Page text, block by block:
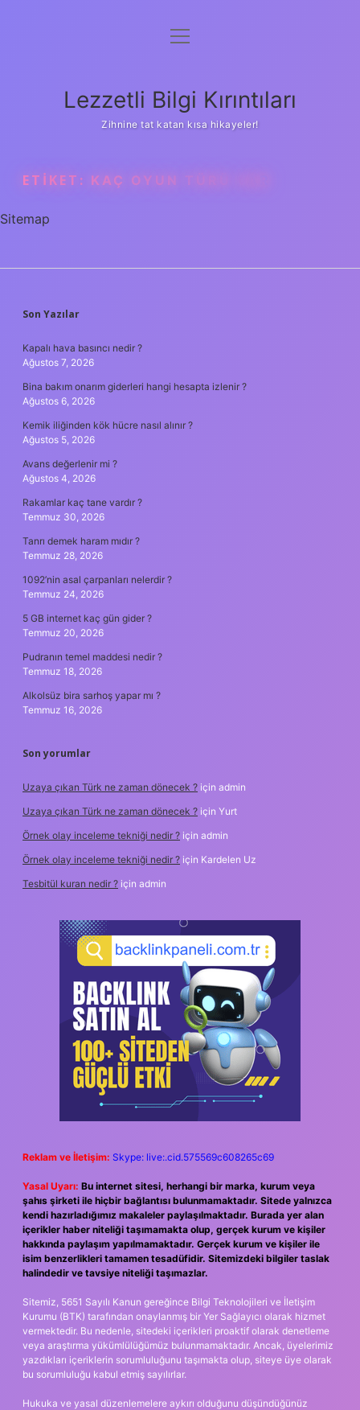
Anasayfa
Yasal Uyarı
menüyü
Lezzetli Bilgi Kırıntıları
Zihnine tat katan kısa hikayeler!
ETIKET: KAÇ OYUN TÜRÜ VAR
Sitemap
SIDEBAR
Son Yazılar
Kapalı hava basıncı nedir ?
Ağustos 7, 2026
Bina bakım onarım giderleri hangi hesapta izlenir ?
Ağustos 6, 2026
Kemik iliğinden kök hücre nasıl alınır ?
Ağustos 5, 2026
Avans değerlenir mi ?
Ağustos 4, 2026
Rakamlar kaç tane vardır ?
Temmuz 30, 2026
Tanrı demek haram mıdır ?
Temmuz 28, 2026
1092’nin asal çarpanları nelerdir ?
Temmuz 24, 2026
5 GB internet kaç gün gider ?
Temmuz 20, 2026
Pudranın temel maddesi nedir ?
Temmuz 18, 2026
Alkolsüz bira sarhoş yapar mı ?
Temmuz 16, 2026
Son yorumlar
Uzaya çıkan Türk ne zaman dönecek ? için admin
Uzaya çıkan Türk ne zaman dönecek ? için Yurt
Örnek olay inceleme tekniği nedir ? için admin
Örnek olay inceleme tekniği nedir ? için Kardelen Uz
Tesbitül kuran nedir ? için admin
Reklam ve İletişim: Skype: live:.cid.575569c608265c69
Yasal Uyarı: Bu internet sitesi, herhangi bir marka, kurum veya
şahıs şirketi ile hiçbir bağlantısı bulunmamaktadır. Sitede yalnızca
kendi hazırladığımız makaleler paylaşılmaktadır. Burada yer alan
içerikler haber niteliği taşımamakta olup, gerçek kurum ve kişiler
hakkında paylaşım yapılmamaktadır. Gerçek kurum ve kişiler ile
isim benzerlikleri tamamen tesadüfidir. Sitemizdeki bilgiler taslak
halindedir ve tavsiye niteliği taşımazlar.
Sitemiz, 5651 Sayılı Kanun gereğince Bilgi Teknolojileri ve İletişim
Kurumu (BTK) tarafından onaylanmış bir Yer Sağlayıcı olarak hizmet
vermektedir. Bu nedenle, sitedeki içerikleri proaktif olarak denetleme
veya araştırma yükümlülüğümüz bulunmamaktadır. Ancak, üyelerimiz
yazdıkları içeriklerin sorumluluğunu taşımakta olup, siteye üye olarak
bu sorumluluğu kabul etmiş sayılırlar.
Hukuka ve yasal düzenlemelere aykırı olduğunu düşündüğünüz